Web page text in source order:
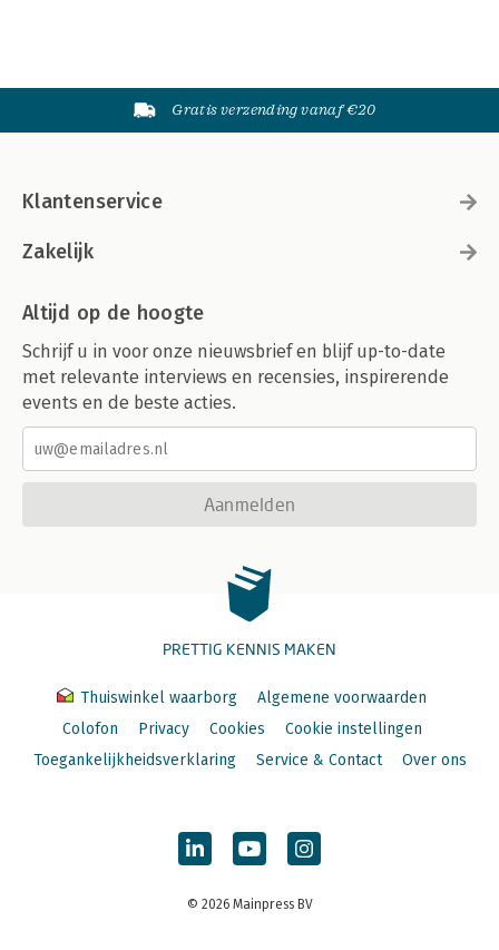
Gratis verzending vanaf €20
Klantenservice
Zakelijk
Altijd op de hoogte
Schrijf u in voor onze nieuwsbrief en blijf up-to-date
met relevante interviews en recensies, inspirerende
events en de beste acties.
Aanmelden
PRETTIG KENNIS MAKEN
Thuiswinkel waarborg
Algemene voorwaarden
Colofon
Privacy Cookies
Cookie instellingen
Toegankelijkheidsverklaring
Service & Contact Over ons
© 2026 Mainpress BV